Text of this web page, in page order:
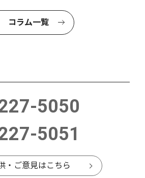
コラム一覧
5050
5051
・ご意見はこちら